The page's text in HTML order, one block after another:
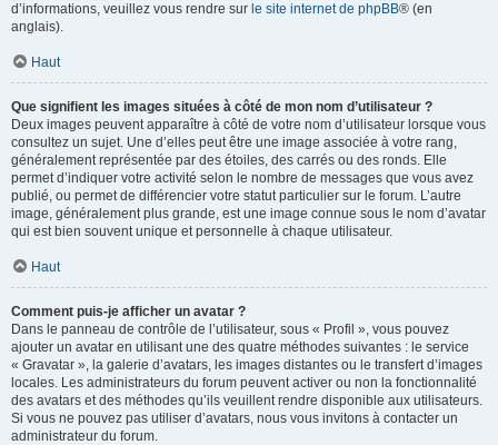
d’informations, veuillez vous rendre sur le site internet de phpBB® (en
anglais).
Haut
Que signifient les images situées à côté de mon nom d’utilisateur ?
Deux images peuvent apparaître à côté de votre nom d’utilisateur lorsque vous
consultez un sujet. Une d’elles peut être une image associée à votre rang,
généralement représentée par des étoiles, des carrés ou des ronds. Elle
permet d’indiquer votre activité selon le nombre de messages que vous avez
publié, ou permet de différencier votre statut particulier sur le forum. L’autre
image, généralement plus grande, est une image connue sous le nom d’avatar
qui est bien souvent unique et personnelle à chaque utilisateur.
Haut
Comment puis-je afficher un avatar ?
Dans le panneau de contrôle de l’utilisateur, sous « Profil », vous pouvez
ajouter un avatar en utilisant une des quatre méthodes suivantes : le service
« Gravatar », la galerie d’avatars, les images distantes ou le transfert d’images
locales. Les administrateurs du forum peuvent activer ou non la fonctionnalité
des avatars et des méthodes qu’ils veuillent rendre disponible aux utilisateurs.
Si vous ne pouvez pas utiliser d’avatars, nous vous invitons à contacter un
administrateur du forum.